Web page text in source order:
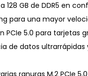
128 GB de DDR5 en
para una mayor
PCIe 5.0 para
de datos